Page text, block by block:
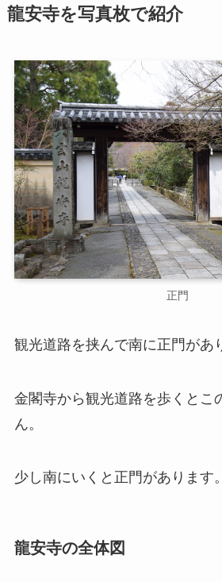
龍安寺を写真枚で紹介
正門
観光道路を挟んで南に正門があ
金閣寺から観光道路を歩くとこ
ん。
少し南にいくと正門があります。
龍安寺の全体図